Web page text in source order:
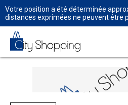
Votre position a été déterminée
distances exprimées ne peuvent être